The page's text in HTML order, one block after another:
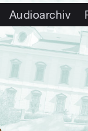
Audioarchiv